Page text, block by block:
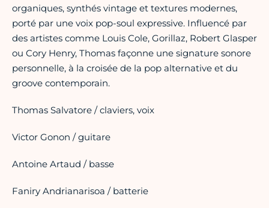
organiques, synthés vintage et textures modernes,
porté par une voix pop-soul expressive. Influencé par
des artistes comme Louis Cole, Gorillaz, Robert Glasper
ou Cory Henry, Thomas façonne une signature sonore
personnelle, à la croisée de la pop alternative et du
groove contemporain.
Thomas Salvatore / claviers, voix
Victor Gonon / guitare
Antoine Artaud / basse
Faniry Andrianarisoa / batterie